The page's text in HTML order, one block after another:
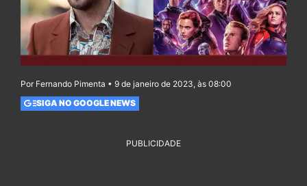
Por Fernando Pimenta • 9 de janeiro de 2023, às 08:00
SIGA NO GOOGLE NEWS
PUBLICIDADE